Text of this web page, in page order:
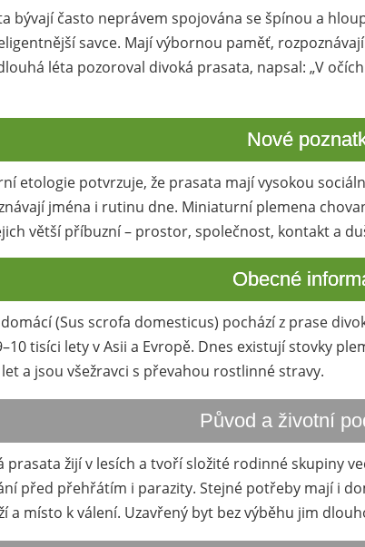
bývají často neprávem spojována se špínou a
savce. Mají výbornou paměť,
léta pozoroval divoká prasata, napsal: „V
Nové
etologie potvrzuje, že prasata mají vysokou
jména i rutinu dne. Miniaturní plemena
větší příbuzní – prostor, společnost, kontakt a
Obecné
(Sus scrofa domesticus) pochází z prase
tisíci lety v Asii a Evropě. Dnes existují stovky
let a jsou všežravci s převahou rostlinné stravy.
Původ a životní
prasata žijí v lesích a tvoří složité rodinné skupiny
před přehřátím i parazity. Stejné potřeby mají i
a místo k válení. Uzavřený byt bez výběhu jim